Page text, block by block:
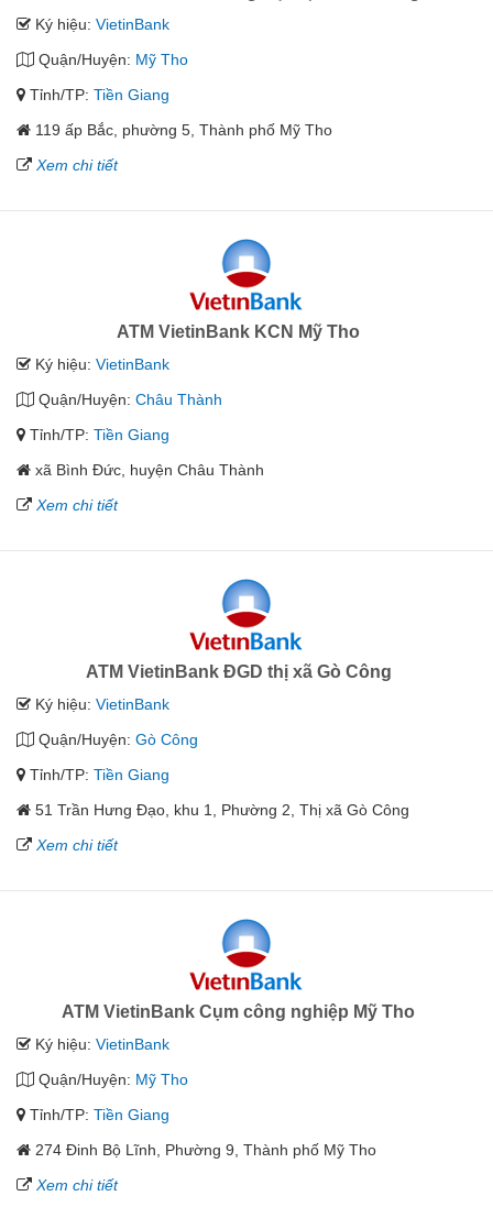
Ký hiệu: VietinBank
Quận/Huyện: Mỹ Tho
Tỉnh/TP: Tiền Giang
119 ấp Bắc, phường 5, Thành phố Mỹ Tho
Xem chi tiết
ATM VietinBank KCN Mỹ Tho
Ký hiệu: VietinBank
Quận/Huyện: Châu Thành
Tỉnh/TP: Tiền Giang
xã Bình Đức, huyện Châu Thành
Xem chi tiết
ATM VietinBank ĐGD thị xã Gò Công
Ký hiệu: VietinBank
Quận/Huyện: Gò Công
Tỉnh/TP: Tiền Giang
51 Trần Hưng Đạo, khu 1, Phường 2, Thị xã Gò Công
Xem chi tiết
ATM VietinBank Cụm công nghiệp Mỹ Tho
Ký hiệu: VietinBank
Quận/Huyện: Mỹ Tho
Tỉnh/TP: Tiền Giang
274 Đinh Bộ Lĩnh, Phường 9, Thành phố Mỹ Tho
Xem chi tiết